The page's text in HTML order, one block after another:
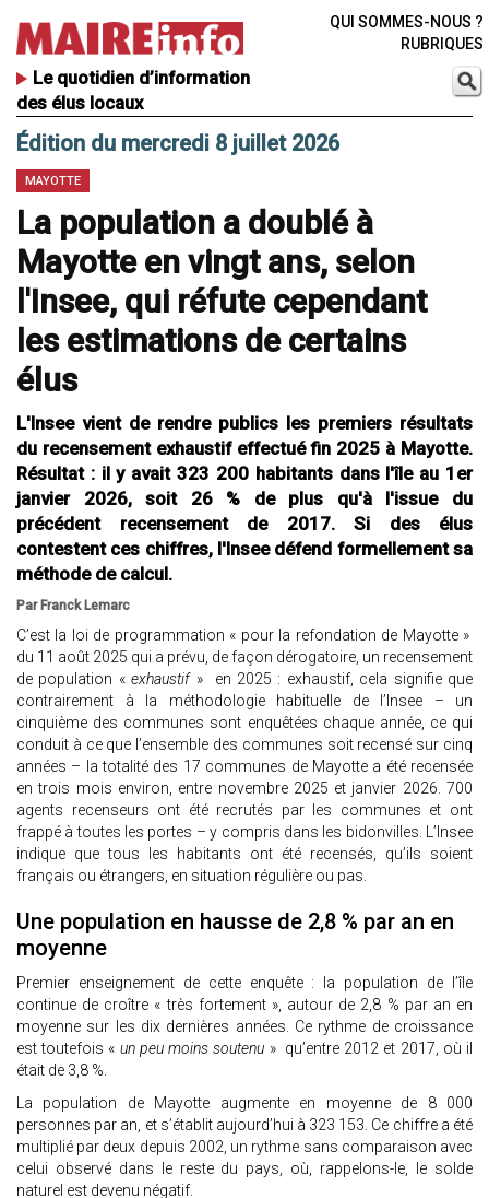
Le quotidien d’information
des élus locaux
QUI SOMMES-NOUS ?
RUBRIQUES
Édition du mercredi 8 juillet 2026
MAYOTTE
La population a doublé à
Mayotte en vingt ans, selon
l'Insee, qui réfute cependant
les estimations de certains
élus
L'Insee vient de rendre publics les premiers résultats
du recensement exhaustif effectué fin 2025 à Mayotte.
Résultat : il y avait 323 200 habitants dans l'île au 1er
janvier 2026, soit 26 % de plus qu'à l'issue du
précédent recensement de 2017. Si des élus
contestent ces chiffres, l'Insee défend formellement sa
méthode de calcul.
Par Franck Lemarc
C’est la loi de programmation « pour la refondation de Mayotte »
du 11 août 2025 qui a prévu, de façon dérogatoire, un recensement
de population «exhaustif » en 2025 : exhaustif, cela signifie que
contrairement à la méthodologie habituelle de l’Insee – un
cinquième des communes sont enquêtées chaque année, ce qui
conduit à ce que l’ensemble des communes soit recensé sur cinq
années – la totalité des 17 communes de Mayotte a été recensée
en trois mois environ, entre novembre 2025 et janvier 2026. 700
agents recenseurs ont été recrutés par les communes et ont
frappé à toutes les portes – y compris dans les bidonvilles. L’Insee
indique que tous les habitants ont été recensés, qu’ils soient
français ou étrangers, en situation régulière ou pas.
Une population en hausse de 2,8 % par an en
moyenne
Premier enseignement de cette enquête : la population de l’île
continue de croître « très fortement », autour de 2,8 % par an en
moyenne sur les dix dernières années. Ce rythme de croissance
est toutefois « un peu moins soutenu » qu’entre 2012 et 2017, où il
était de 3,8 %.
La population de Mayotte augmente en moyenne de 8 000
personnes par an, et s’établit aujourd’hui à 323 153. Ce chiffre a été
multiplié par deux depuis 2002, un rythme sans comparaison avec
celui observé dans le reste du pays, où, rappelons-le, le solde
naturel est devenu négatif.